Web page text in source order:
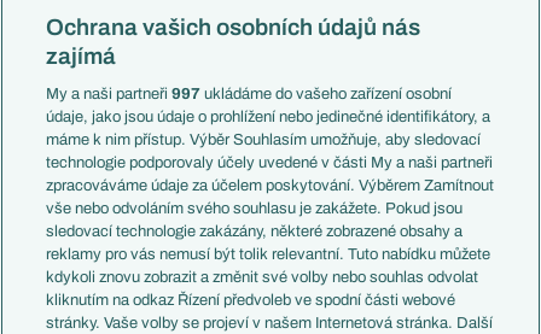
Mistrovství světa
Liga národů
Témata
Představení týmů MS
EuroSkauting
PL v kostce
Evropské koeficienty
Přestupy
Přestupové spekulace
Zranění
Kluby
Česko
Francie
Itálie
Německo
Španělsko
Argentina
Brazílie
Přestupy
Zápasy
Livescore
Ochrana vašich osobních údajů nás
zajímá
My a naši partneři997 ukládáme do vašeho zařízení osobní
údaje, jako jsou údaje o prohlížení nebo jedinečné identifikátory, a
máme k nim přístup. Výběr Souhlasím umožňuje, aby sledovací
technologie podporovaly účely uvedené v části My a naši partneři
zpracováváme údaje za účelem poskytování. Výběrem Zamítnout
vše nebo odvoláním svého souhlasu je zakážete. Pokud jsou
sledovací technologie zakázány, některé zobrazené obsahy a
reklamy pro vás nemusí být tolik relevantní. Tuto nabídku můžete
kdykoli znovu zobrazit a změnit své volby nebo souhlas odvolat
kliknutím na odkaz Řízení předvoleb ve spodní části webové
stránky. Vaše volby se projeví v našem Internetová stránka. Další